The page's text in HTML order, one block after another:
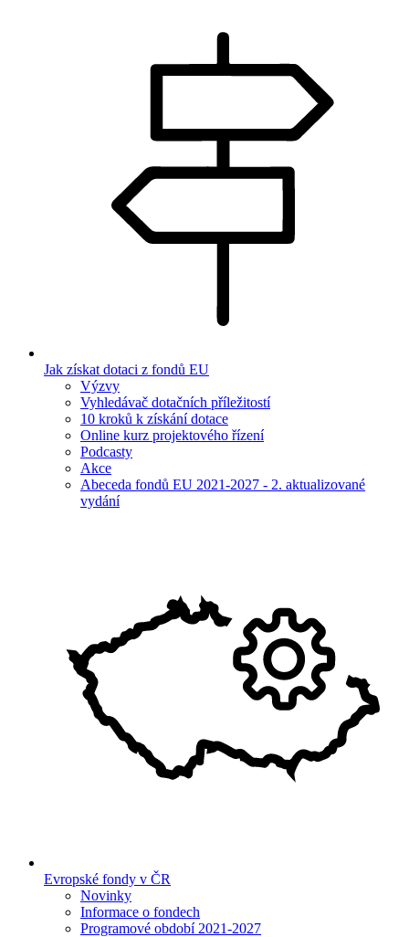
Jak získat dotaci z fondů EU
Výzvy
Vyhledávač dotačních příležitostí
10 kroků k získání dotace
Online kurz projektového řízení
Podcasty
Akce
Abeceda fondů EU 2021-2027 - 2. aktualizované
vydání
Evropské fondy v ČR
Novinky
Informace o fondech
Programové období 2021-2027